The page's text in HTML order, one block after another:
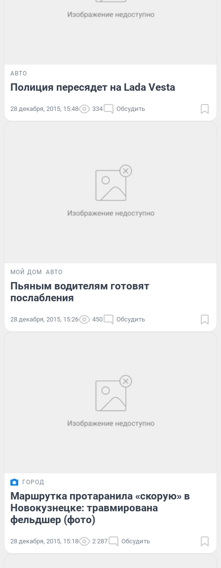
АВТО
Полиция пересядет на Lada Vesta
28 декабря, 2015, 15:48 334 Обсудить
МОЙ ДОМ АВТО
Пьяным водителям готовят
послабления
28 декабря, 2015, 15:26 450 Обсудить
ГОРОД
Маршрутка протаранила «скорую» в
Новокузнецке: травмирована
фельдшер (фото)
28 декабря, 2015, 15:18 2 287 Обсудить